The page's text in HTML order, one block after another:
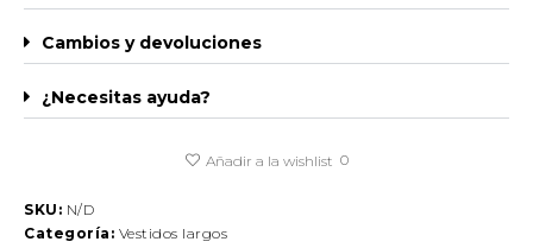
Cambios y devoluciones
¿Necesitas ayuda?
Añadir a la wishlist 0
SKU: N/D
Categoría: Vestidos largos